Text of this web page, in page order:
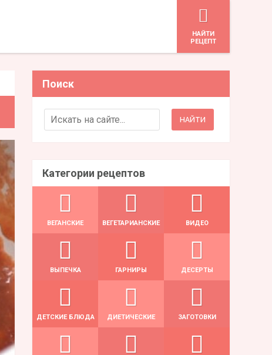
HАЙТИ
РЕЦЕПТ
Поиск
Search for:
Категории рецептов
ВЕГАНСКИЕ ВЕГЕТАРИАНСКИЕ ВИДЕО
ВЫПЕЧКА ГАРНИРЫ ДЕСЕРТЫ
ДЕТСКИЕ БЛЮДА ДИЕТИЧЕСКИЕ ЗАГОТОВКИ